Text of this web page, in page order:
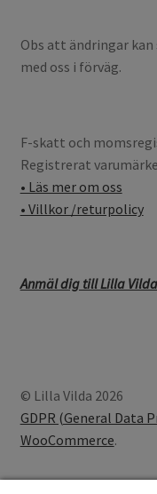
Obs att ändringar
med oss i förväg.
F-skatt och
Registrerat
• Läs mer om oss
• Villkor /returpolicy
Anmäl dig till Lilla
© Lilla Vilda 2026
GDPR (General Data
WooCommerce.